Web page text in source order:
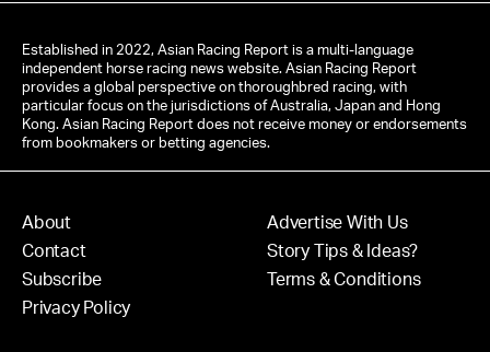
Established in 2022, Asian Racing Report is a multi-language
independent horse racing news website. Asian Racing Report
provides a global perspective on thoroughbred racing, with
particular focus on the jurisdictions of Australia, Japan and Hong
Kong. Asian Racing Report does not receive money or endorsements
from bookmakers or betting agencies.
About
Contact
Subscribe
Privacy Policy
Advertise With Us
Story Tips & Ideas?
Terms & Conditions